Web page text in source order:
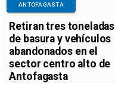
Retiran tres toneladas
de basura y vehículos
abandonados en el
sector centro alto de
Antofagasta
ANTOFAGASTA